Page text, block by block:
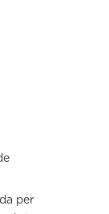
per